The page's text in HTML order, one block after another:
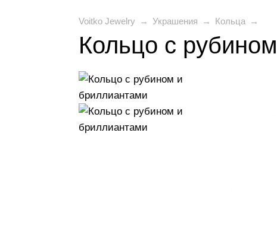
Voitko Jewelry → Украшения → Кольца →
Кольцо с